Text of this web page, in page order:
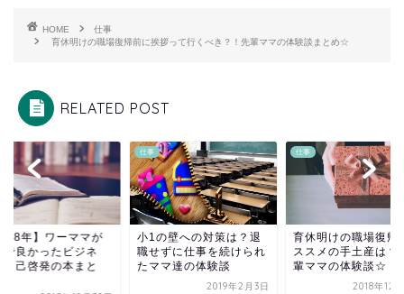
HOME
仕事
育休明けの職場復帰前に挨拶って行くべき？！先輩ママの体験談まとめ☆
RELATED POST
壁への対策は？退
ずに仕事を続けられ
マ達の体験談
仕事
育休明けの職場復帰にお
ススメの手土産は？！先
輩ママの体験談☆
2018年12月12日
仕事
【2018年】ワーマ
読んで良かったビジ
ス・自己啓発の本ま